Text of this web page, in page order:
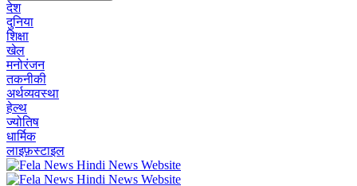
देश
दुनिया
शिक्षा
खेल
मनोरंजन
तकनीकी
अर्थव्यवस्था
हेल्थ
ज्योतिष
धार्मिक
लाइफ़स्टाइल